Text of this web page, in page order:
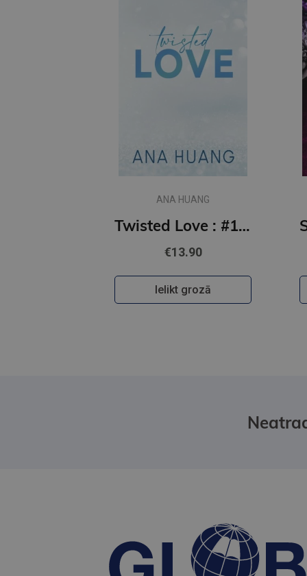
ANA HUANG
Twisted Love : #1 Twisted series - the TikTok sensation! Fall into a world of addictive romance...
€13.90
Ielikt grozā